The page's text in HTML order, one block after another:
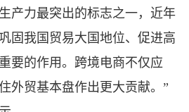
产力最突出的标志之一，近年
固我国贸易大国地位、促进高
要的作用。跨境电商不仅应
外贸基本盘作出更大贡献。”